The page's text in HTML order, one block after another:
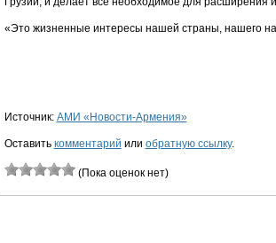
«Это жизненные интересы нашей страны, нашего
Источник: АМИ «Новости-Армения»
Оставить комментарий или обратную ссылку.
(Пока оценок нет)